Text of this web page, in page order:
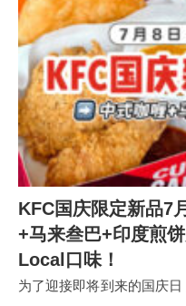
KFC国庆限定新品7
+马来叁巴+印度煎
Local口味！
为了迎接即将到来的国庆